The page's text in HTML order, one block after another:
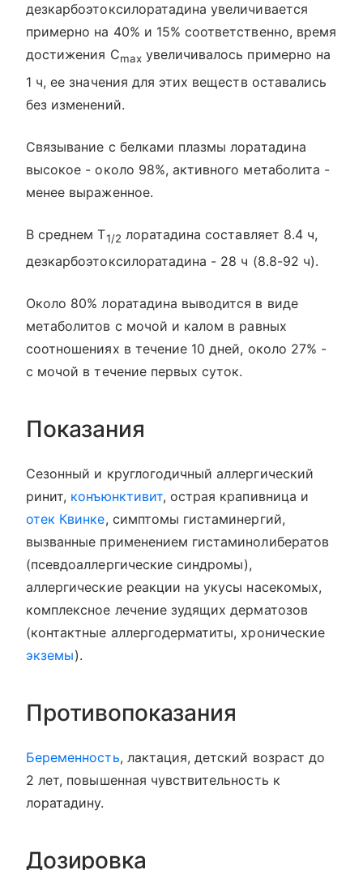
дезкарбоэтоксилоратадина увеличивается
примерно на 40% и 15% соответственно, время
достижения Cmaxувеличивалось примерно на
1 ч, ее значения для этих веществ оставались
без изменений.
Связывание с белками плазмы лоратадина
высокое - около 98%, активного метаболита -
менее выраженное.
В среднем T1/2 лоратадина составляет 8.4 ч,
дезкарбоэтоксилоратадина - 28 ч (8.8-92 ч).
Около 80% лоратадина выводится в виде
метаболитов с мочой и калом в равных
соотношениях в течение 10 дней, около 27% -
с мочой в течение первых суток.
Показания
Сезонный и круглогодичный аллергический
ринит, конъюнктивит, острая крапивница и
отек Квинке, симптомы гистаминергий,
вызванные применением гистаминолибератов
(псевдоаллергические синдромы),
аллергические реакции на укусы насекомых,
комплексное лечение зудящих дерматозов
(контактные аллергодерматиты, хронические
экземы).
Противопоказания
Беременность, лактация, детский возраст до
2 лет, повышенная чувствительность к
лоратадину.
Дозировка